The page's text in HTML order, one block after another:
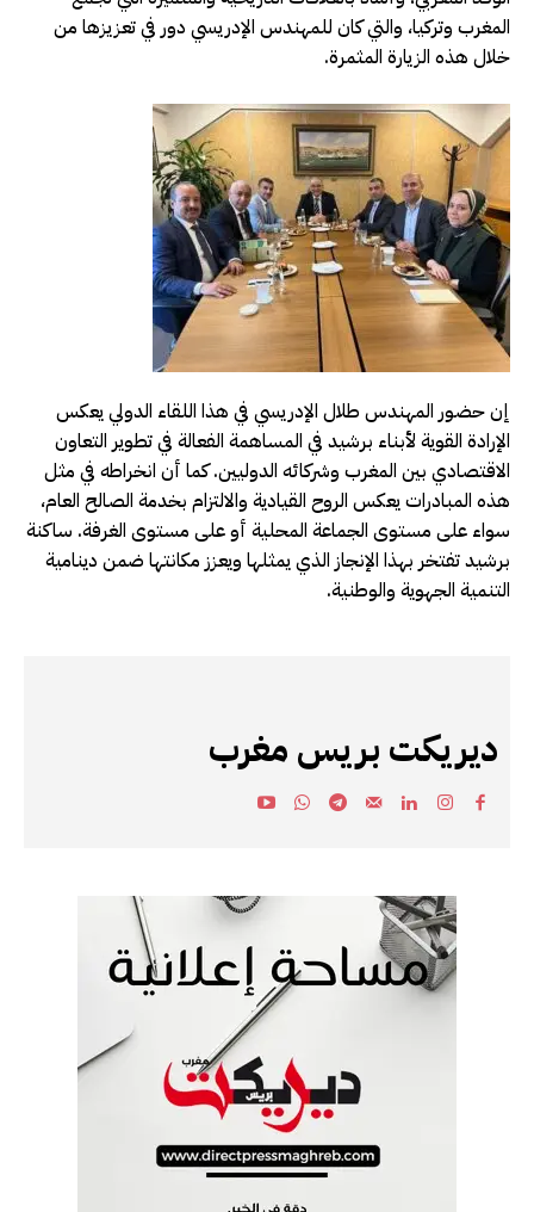
المغرب وتركيا، والتي كان للمهندس الإدريسي دور في تعزيزها من
خلال هذه الزيارة المثمرة.
إن حضور المهندس طلال الإدريسي في هذا اللقاء الدولي يعكس
الإرادة القوية لأبناء برشيد في المساهمة الفعالة في تطوير التعاون
الاقتصادي بين المغرب وشركائه الدوليين. كما أن انخراطه في مثل
هذه المبادرات يعكس الروح القيادية والالتزام بخدمة الصالح العام،
سواء على مستوى الجماعة المحلية أو على مستوى الغرفة. ساكنة
برشيد تفتخر بهذا الإنجاز الذي يمثلها ويعزز مكانتها ضمن دينامية
التنمية الجهوية والوطنية.
ديريكت بريس مغرب